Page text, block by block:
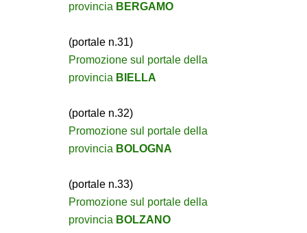
provincia BERGAMO
(portale n.31)
Promozione sul portale della
provincia BIELLA
(portale n.32)
Promozione sul portale della
provincia BOLOGNA
(portale n.33)
Promozione sul portale della
provincia BOLZANO